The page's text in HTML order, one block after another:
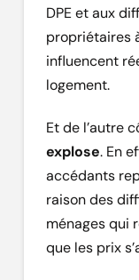
DPE et aux
propriétaires
influencent
logement.
Et de l’autre
explose. En
accédants
raison des
ménages qui
que les prix